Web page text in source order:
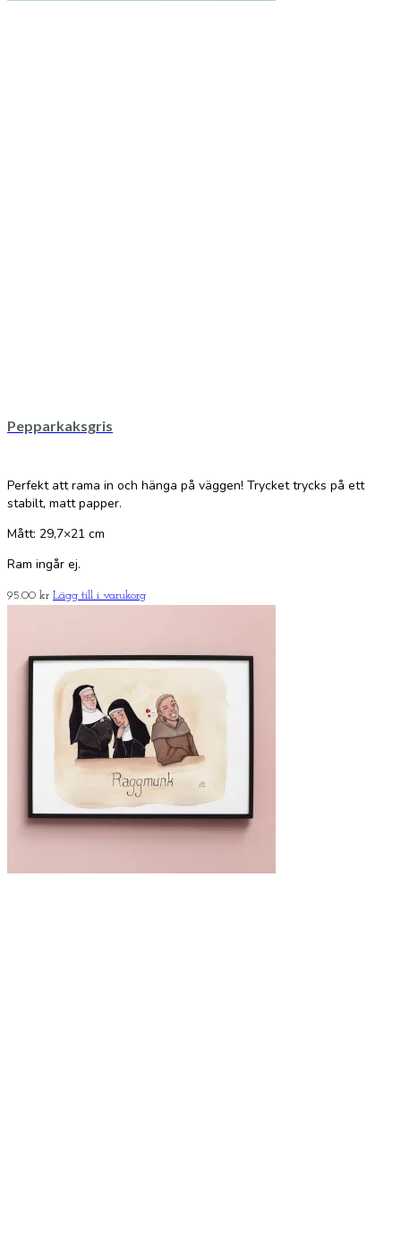
Pepparkaksgris
Perfekt att rama in och hänga på väggen! Trycket trycks på ett
stabilt, matt papper.
Mått: 29,7×21 cm
Ram ingår ej.
95.00 kr Lägg till i varukorg